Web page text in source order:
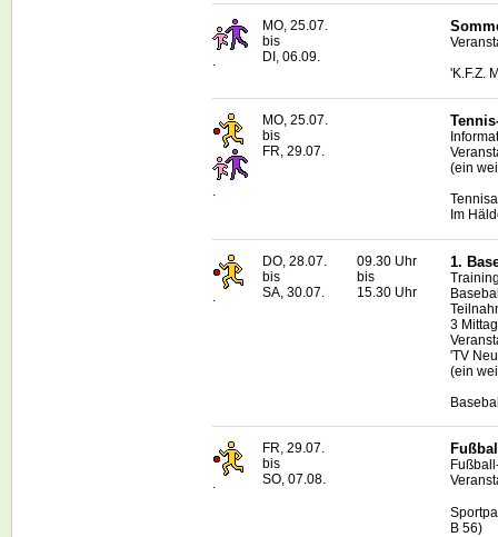
.
MO, 25.07.
bis
DI, 06.09.
'K.F.Z.
MO, 25.07.
bis
FR, 29.07.
(ein
Im
DO, 28.07.
bis
SA, 30.07.
09.30 Uhr
bis
15.30 Uhr
1.
3
'TV
(ein
.
FR, 29.07.
bis
SO, 07.08.
B 56)